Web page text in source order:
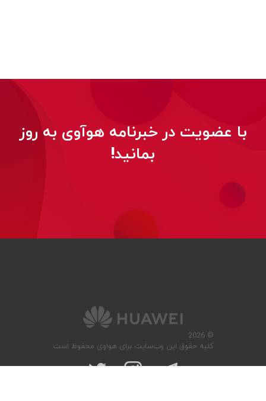
با عضویت در خبرنامه هوآوی به روز
بمانید!
© 2026
کلیه حقوق این وب‌سایت برای هواوی محفوظ است